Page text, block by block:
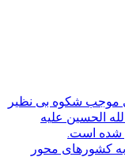
موجب شکوه بی نظیر
الحسین علیه
شده است.
به کشورهای محور